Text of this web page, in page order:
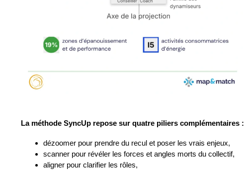
La méthode SyncUp repose sur quatre piliers complémentaires :
dézoomer pour prendre du recul et poser les vrais enjeux,
scanner pour révéler les forces et angles morts du collectif,
aligner pour clarifier les rôles,